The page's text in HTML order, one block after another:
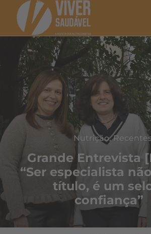
Nutrição,
Grande Entrevista
“Ser especialista
título, é um
confiança”